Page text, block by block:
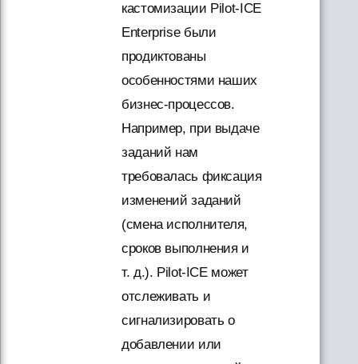
кастомизации Pilot-ICE
Enterprise были
продиктованы
особенностями наших
бизнес-процессов.
Например, при выдаче
заданий нам
требовалась фиксация
изменений заданий
(смена исполнителя,
сроков выполнения и
т. д.). Pilot-ICE может
отслеживать и
сигнализировать о
добавлении или